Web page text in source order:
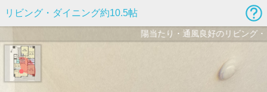
陽当たり・通風良好のリビング・
リビング・ダイニング約10.5帖